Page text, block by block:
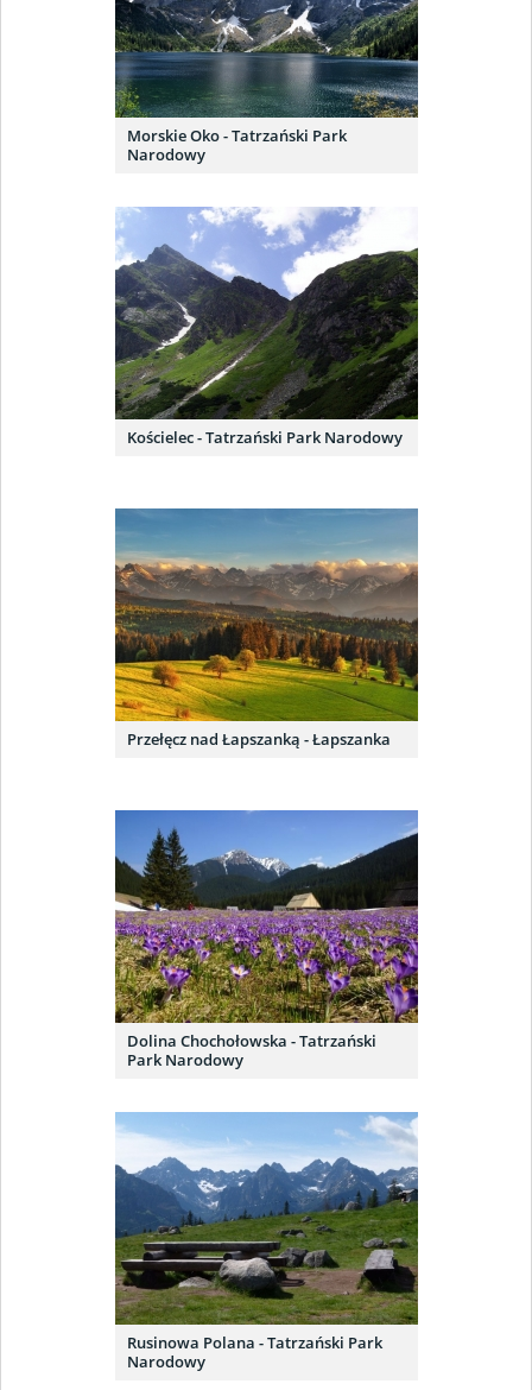
Morskie Oko - Tatrzański Park
Narodowy
Kościelec - Tatrzański Park Narodowy
Przełęcz nad Łapszanką - Łapszanka
Dolina Chochołowska - Tatrzański
Park Narodowy
Rusinowa Polana - Tatrzański Park
Narodowy